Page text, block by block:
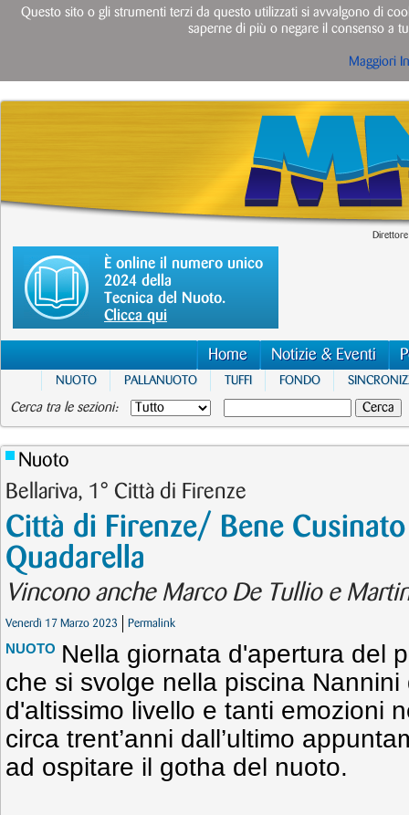
È online il numero unico
2024 della
Tecnica del Nuoto.
Clicca qui
Home Notizie & Eventi
NUOTO PALLANUOTO TUFFI FONDO
Cerca tra le sezioni:
Nuoto
Bellariva, 1° Città di Firenze
Città di Firenze/ Bene
Quadarella
Vincono anche Marco De Tullio e
Venerdì 17 Marzo 2023 Permalink
NUOTO Nella giornata d'apertura del
che si svolge nella piscina
d'altissimo livello e tanti emozioni
circa trent’anni dall’ultimo
ad ospitare il gotha del nuoto.
Questo sito o gli strumenti terzi da questo utilizzati si avvalgono di
saperne di più o negare il consenso a
Maggiori